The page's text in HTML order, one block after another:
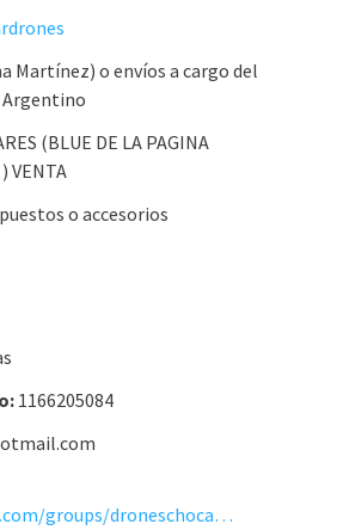
Martínez) o envíos a cargo del
(BLUE DE LA PAGINA
) VENTA
o accesorios
1166205084
https://www.facebook.com/groups/droneschocadosargentina